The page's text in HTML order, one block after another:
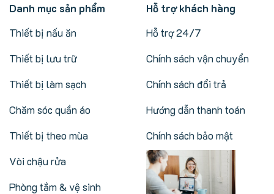
Danh mục sản phẩm
Thiết bị nấu ăn
Thiết bị lưu trữ
Thiết bị làm sạch
Chăm sóc quần áo
Thiết bị theo mùa
Vòi chậu rửa
Phòng tắm & vệ sinh
Hỗ trợ khách hàng
Hỗ trợ 24/7
Chính sách vận chuyển
Chính sách đổi trả
Hướng dẫn thanh toán
Chính sách bảo mật